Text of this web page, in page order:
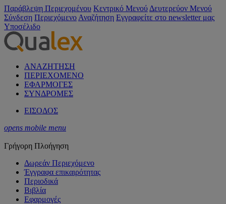
Παράβλεψη Περιεχομένου Κεντρικό Μενού Δευτερεύον Μενού
Σύνδεση Περιεχόμενο Αναζήτηση Εγγραφείτε στο newsletter μας
Υποσέλιδο
ΑΝΑΖΗΤΗΣΗ
ΠΕΡΙΕΧΟΜΕΝΟ
ΕΦΑΡΜΟΓΕΣ
ΣΥΝΔΡΟΜΕΣ
ΕΙΣΟΔΟΣ
opens mobile menu
Γρήγορη Πλοήγηση
Δωρεάν Περιεχόμενο
Έγγραφα επικαιρότητας
Περιοδικά
Βιβλία
Εφαρμογές